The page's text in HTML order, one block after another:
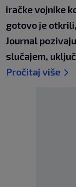
iračke vojnike
gotovo je
Journal
slučajem,
Pročitaj više